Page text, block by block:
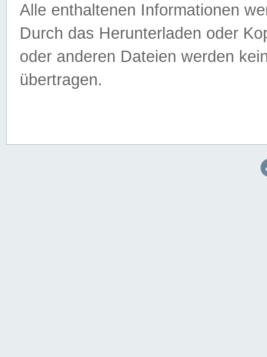
Alle enthaltenen Informationen
Durch das Herunterladen oder
oder anderen Dateien werden
übertragen.